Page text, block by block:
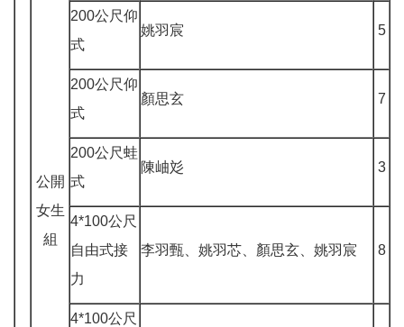
公開
女生
組
200公尺仰
式
姚羽宸 5
200公尺仰
式
顏思玄 7
200公尺蛙
式
陳岫彣 3
4*100公尺
自由式接
力
李羽甄、姚羽芯、顏思玄、姚羽宸 8
4*100公尺